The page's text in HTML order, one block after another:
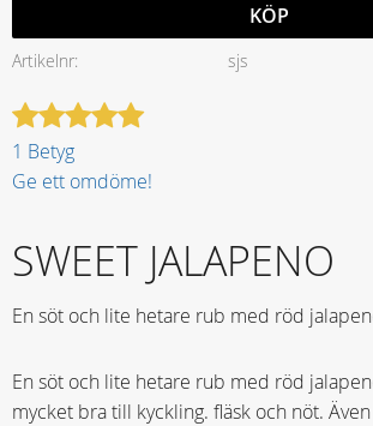
KÖP
Artikelnr sjs
1 Betyg
Ge ett omdöme!
SWEET JALAPENO
En söt och lite hetare rub med röd
En söt och lite hetare rub med röd
mycket bra till kyckling. fläsk och nöt.